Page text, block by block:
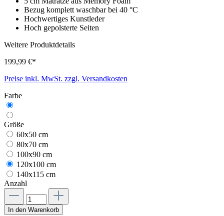
Bezug komplett waschbar bei 40 °C
Hochwertiges Kunstleder
Hoch gepolsterte Seiten
Weitere Produktdetails
199,99 €*
Preise inkl. MwSt. zzgl. Versandkosten
Farbe
Größe
60x50 cm
80x70 cm
100x90 cm
120x100 cm
140x115 cm
Anzahl
In den Warenkorb